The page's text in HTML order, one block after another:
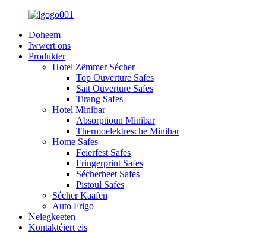
Doheem
Iwwert ons
Produkter
Hotel Zëmmer Sécher
Top Ouverture Safes
Säit Ouverture Safes
Tirang Safes
Hotel Minibar
Absorptioun Minibar
Thermoelektresche Minibar
Home Safes
Feierfest Safes
Fringerprint Safes
Sécherheet Safes
Pistoul Safes
Sécher Kaafen
Auto Frigo
Neiegkeeten
Kontaktéiert eis